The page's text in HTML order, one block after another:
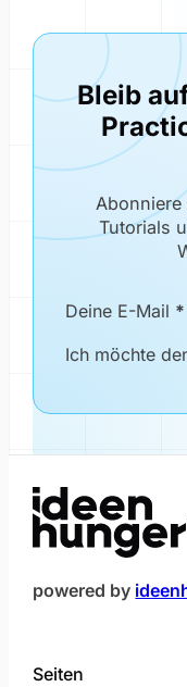
Bleib
Tutorials
Newsletter
Deine E-Mail *
Ich möchte
powered by
Seiten